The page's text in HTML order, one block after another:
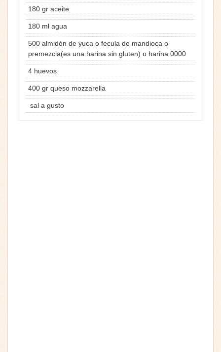
180 gr aceite
180 ml agua
500 almidón de yuca o fecula de mandioca o
premezcla(es una harina sin gluten) o harina 0000
4 huevos
400 gr queso mozzarella
sal a gusto